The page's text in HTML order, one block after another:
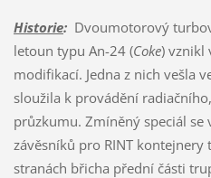
Historie:Dvoumotorový
letoun typu An-24 (Coke) vznikl
modifikací. Jedna z nich vešla
sloužila k provádění
průzkumu. Zmíněný speciál se
závěsníků pro RINT kontejnery
stranách břicha přední části